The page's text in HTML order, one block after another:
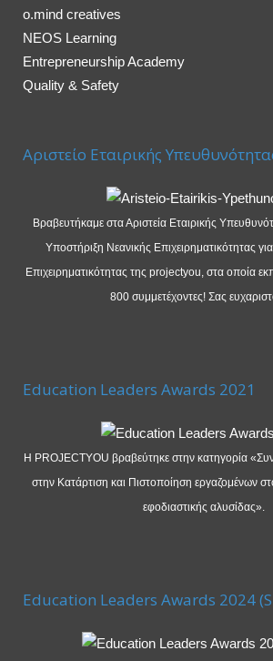
o.mind creatives
NEOS Learning
Entrepreneurship Academy
Quality & Safety
Αριστείο Εταιρικής
Βραβευτήκαμε στα Αριστεία Εταιρικής
Υποστήριξη Νεανικής Επιχειρηματικότητας
Επιχειρηματικότητας της projectyou, στα οποία
800 συμμετέχοντες! Σας
Education Leaders Awards 2021
Η PROJECTYOU βραβεύτηκε στην κατηγορία
στην Κατάρτιση και Πιστοποίηση εργαζομένων
εφοδιαστικής αλυσίδας».
Education Leaders Awards 2024